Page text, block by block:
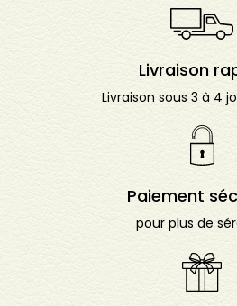
Livraison
Livraison sous 3 à 4
Paiement
pour plus de